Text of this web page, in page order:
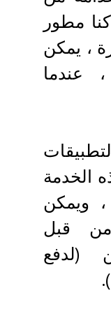
مطور
، يمكن
، عندما
الخدمة
ويمكن
من قبل
(لدفع